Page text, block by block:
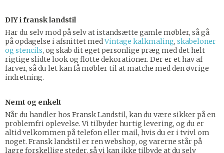
DIY i fransk landstil
Har du selv mod på selv at istandsætte gamle møbler, så gå
på opdagelse i afsnittet medVintage kalkmaling, skabeloner
og stencils, og skab dit eget personlige præg med det helt
rigtige slidte look og flotte dekorationer. Der er et hav af
farver, så du let kan få møbler til at matche med den øvrige
indretning.
Nemt og enkelt
Når du handler hos Fransk Landstil, kan du være sikker på en
problemfri oplevelse. Vi tilbyder hurtig levering, og du er
altid velkommen på telefon eller mail, hvis du er i tvivl om
noget. Fransk landstil er ren webshop, og varerne står på
lagre forskellige steder, så vi kan ikke tilbyde at du selv